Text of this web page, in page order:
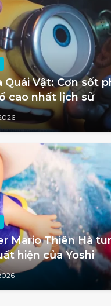
Quái Vật: Cơn sốt
cao nhất lịch sử
Mario Thiên Hà
hiện của Yoshi